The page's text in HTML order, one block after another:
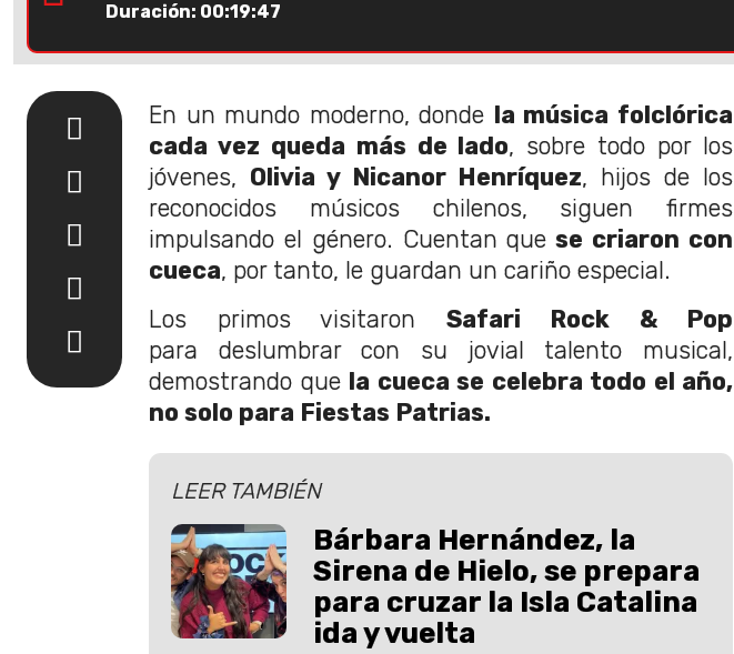
Duración: 00:19:47
En un mundo moderno, donde la música folclórica
cada vez queda más de lado, sobre todo por los
jóvenes, Olivia y Nicanor Henríquez, hijos de los
reconocidos músicos chilenos, siguen firmes
impulsando el género. Cuentan que se criaron con
cueca, por tanto, le guardan un cariño especial.
Los primos visitaron Safari Rock & Pop
para deslumbrar con su jovial talento musical,
demostrando que la cueca se celebra todo el año,
no solo para Fiestas Patrias.
LEER TAMBIÉN
Bárbara Hernández, la
Sirena de Hielo, se prepara
para cruzar la Isla Catalina
ida y vuelta